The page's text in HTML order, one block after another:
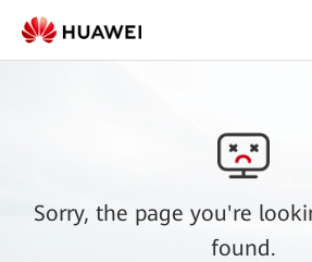
Sorry, the page you're
found.